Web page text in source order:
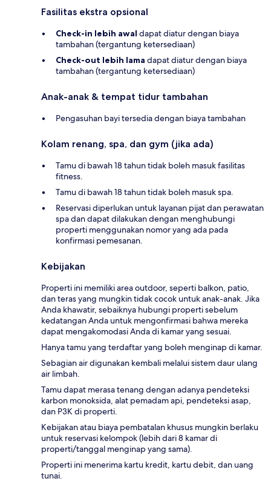
Fasilitas ekstra opsional
Check-in lebih awal dapat diatur dengan biaya
tambahan (tergantung ketersediaan)
Check-out lebih lama dapat diatur dengan biaya
tambahan (tergantung ketersediaan)
Anak-anak & tempat tidur tambahan
Pengasuhan bayi tersedia dengan biaya tambahan
Kolam renang, spa, dan gym (jika ada)
Tamu di bawah 18 tahun tidak boleh masuk fasilitas
fitness.
Tamu di bawah 18 tahun tidak boleh masuk spa.
Reservasi diperlukan untuk layanan pijat dan perawatan
spa dan dapat dilakukan dengan menghubungi
properti menggunakan nomor yang ada pada
konfirmasi pemesanan.
Kebijakan
Properti ini memiliki area outdoor, seperti balkon, patio,
dan teras yang mungkin tidak cocok untuk anak-anak. Jika
Anda khawatir, sebaiknya hubungi properti sebelum
kedatangan Anda untuk mengonfirmasi bahwa mereka
dapat mengakomodasi Anda di kamar yang sesuai.
Hanya tamu yang terdaftar yang boleh menginap di kamar.
Sebagian air digunakan kembali melalui sistem daur ulang
air limbah.
Tamu dapat merasa tenang dengan adanya pendeteksi
karbon monoksida, alat pemadam api, pendeteksi asap,
dan P3K di properti.
Kebijakan atau biaya pembatalan khusus mungkin berlaku
untuk reservasi kelompok (lebih dari 8 kamar di
properti/tanggal menginap yang sama).
Properti ini menerima kartu kredit, kartu debit, dan uang
tunai.